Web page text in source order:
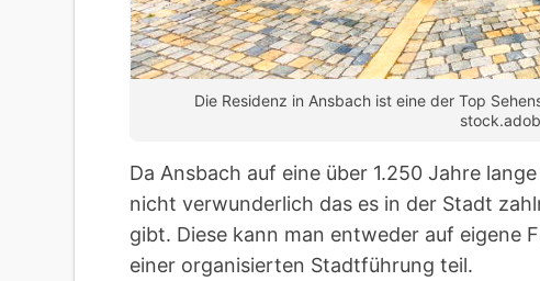
Die Residenz in Ansbach ist eine der Top
Da Ansbach auf eine über 1.250 Jahre
nicht verwunderlich das es in der Stadt
gibt. Diese kann man entweder auf eigene
einer organisierten Stadtführung teil.